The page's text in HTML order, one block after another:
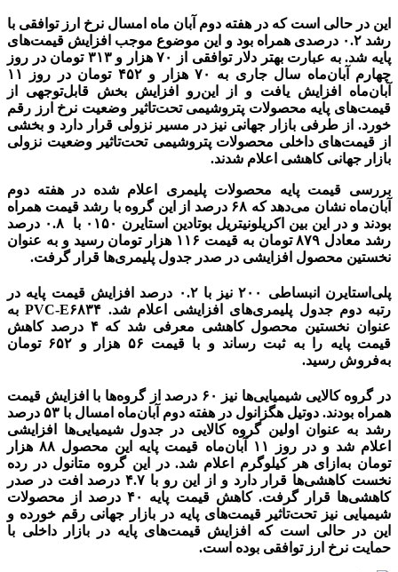
این در حالی است که در هفته دوم آبان ماه امسال نرخ ارز توافقی با
رشد ۰.۲ درصدی همراه بود و این موضوع موجب افزایش قیمت‌های
پایه شد. به عبارت بهتر دلار توافقی از ۷۰ ‌هزار و ۳۱۳ تومان در روز
چهارم آبان‌ماه سال جاری به ۷۰ ‌هزار و ۴۵۲ تومان در روز ۱۱
آبان‌ماه افزایش یافت و از این‌رو افزایش بخش قابل‌توجهی از
قیمت‌های پایه محصولات پتروشیمی تحت‌تاثیر وضعیت نرخ ارز رقم
خورد. از طرفی بازار جهانی نیز در مسیر نزولی قرار دارد و بخشی
از قیمت‌های داخلی محصولات پتروشیمی تحت‌تاثیر وضعیت نزولی
بازار جهانی کاهشی اعلام شدند.
بررسی قیمت پایه محصولات پلیمری اعلام‌ شده در هفته دوم
آبان‌ماه نشان می‌دهد که ۶۸ درصد از این گروه با رشد قیمت همراه
بودند و در این بین اکریلونیتریل بوتادین استایرن ۰۱۵۰ با ۰.۸ ‌درصد
رشد معادل ۸۷۹ تومان به قیمت ۱۱۶ هزار تومان رسید و به عنوان
نخستین محصول افزایشی در صدر جدول پلیمری‌ها قرار گرفت.
پلی‌استایرن انبساطی ۲۰۰ نیز با ۰.۲ ‌درصد افزایش قیمت پایه در
رتبه دوم جدول پلیمری‌های افزایشی اعلام شد. PVC-E۶۸۳۴ به
عنوان نخستین محصول کاهشی معرفی شد که ۴ درصد کاهش
قیمت پایه را به ثبت رساند و با قیمت ۵۶ هزار و ۶۵۲ تومان
به‌فروش رسید.
در گروه کالایی شیمیایی‌‌‌ها نیز ۶۰ درصد از گروه‌‌‌ها با افزایش قیمت
همراه بودند. دوتیل هگزانول در هفته دوم آبان‌ماه امسال با ۵۳ ‌درصد
رشد به عنوان اولین گروه کالایی در جدول شیمیایی‌ها افزایشی
اعلام شد و در روز ۱۱ آبان‌ماه قیمت پایه این محصول ۸۸ ‌هزار
تومان به‌ازای هر کیلوگرم اعلام شد. در این گروه متانول در رده
نخست کاهشی‌ها قرار دارد و از این رو با ۴.۷ درصد افت در صدر
کاهشی‌ها قرار گرفت. کاهش قیمت پایه ۴۰ درصد از محصولات
شیمیایی نیز تحت‌تاثیر قیمت‌های پایه در بازار جهانی رقم خورده و
این در حالی است که افزایش قیمت‌های پایه در بازار داخلی با
حمایت نرخ ارز توافقی بوده است.